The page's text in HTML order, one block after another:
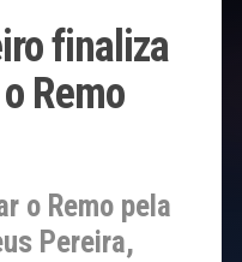
finaliza
Remo
o Remo pela
Pereira,